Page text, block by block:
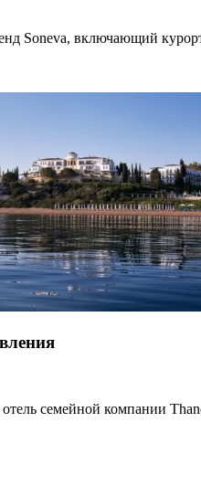
Soneva, включающий
семейной компании